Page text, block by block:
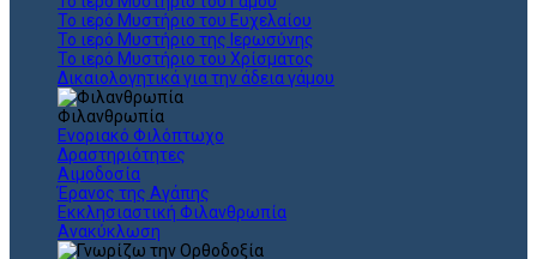
Το ιερό Μυστήριο του Ευχελαίου
Το ιερό Μυστήριο της Ιερωσύνης
Το ιερό Μυστήριο του Χρίσματος
Δικαιολογητικά για την άδεια γάμου
Φιλανθρωπία
Ενοριακό Φιλόπτωχο
Δραστηριότητες
Αιμοδοσία
Έρανος της Αγάπης
Εκκλησιαστική Φιλανθρωπία
Ανακύκλωση